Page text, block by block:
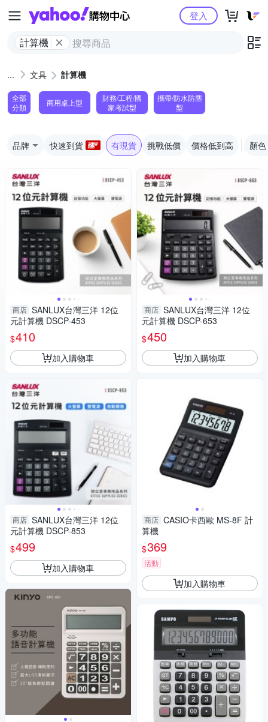
Yahoo購物中心
計算機
登入
文具 計算機
全部
分類
商用桌上型
財務/工程/國
家考試型
攜帶/防水防塵
型
品牌 快速到貨 有現貨 挑戰低價 價格低到高 顏色
商店 SANLUX台灣三洋 12位
元計算機 DSCP-453
$410
加入購物車
商店 SANLUX台灣三洋 12位
元計算機 DSCP-853
$499
加入購物車
商店 SANLUX台灣三洋 12位
元計算機 DSCP-653
$450
加入購物車
商店 CASIO卡西歐 MS-8F 計
算機
$369
活動
加入購物車